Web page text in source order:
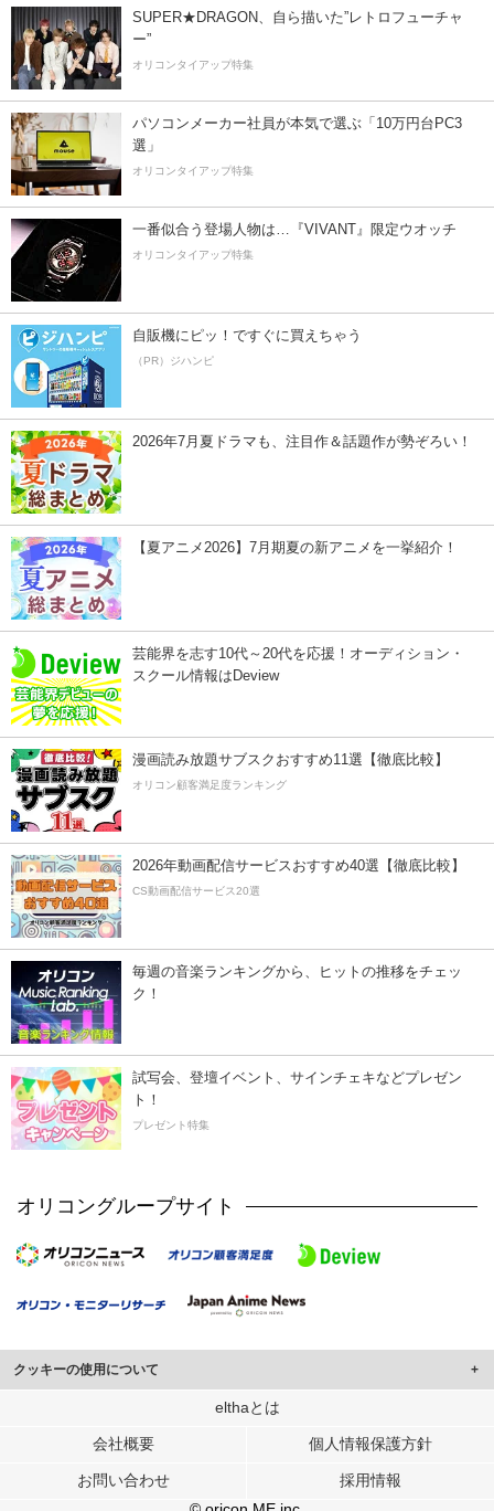
SUPER★DRAGON、自ら描いた”レトロフューチャ
ー”
オリコンタイアップ特集
パソコンメーカー社員が本気で選ぶ「10万円台PC3
選」
オリコンタイアップ特集
一番似合う登場人物は…『VIVANT』限定ウオッチ
オリコンタイアップ特集
自販機にピッ！ですぐに買えちゃう
（PR）ジハンピ
2026年7月夏ドラマも、注目作＆話題作が勢ぞろい！
【夏アニメ2026】7月期夏の新アニメを一挙紹介！
芸能界を志す10代～20代を応援！オーディション・
スクール情報はDeview
漫画読み放題サブスクおすすめ11選【徹底比較】
オリコン顧客満足度ランキング
2026年動画配信サービスおすすめ40選【徹底比較】
CS動画配信サービス20選
毎週の音楽ランキングから、ヒットの推移をチェッ
ク！
試写会、登壇イベント、サインチェキなどプレゼン
ト！
プレゼント特集
オリコングループサイト
クッキーの使用について
このサイトでは Cookie を使用して、ユーザーに合わせたコンテンツや広告の
行っています。
メディアや広告配信、データ解析の各パートナーに提供しています。
各パートナーは、この情報とユーザーが各パートナーに提供した他の情報や、
elthaとは
会社概要 個人情報保護方針
お問い合わせ
採用情報